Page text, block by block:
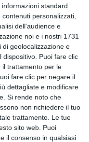
standard
personalizzati,
dell'audience e
noi e i nostri 1731
di geolocalizzazione e
dispositivo. Puoi fare clic
il trattamento per le
fare clic per negare il
dettagliate e modificare
Si rende noto che
non richiedere il tuo
trattamento. Le tue
sito web. Puoi
il consenso in qualsiasi
ITALIA
VILLAGE